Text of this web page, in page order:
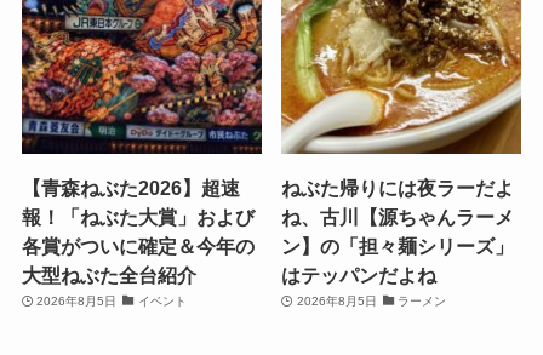
【青森ねぶた2026】超速
報！「ねぶた大賞」および
各賞がついに確定＆今年の
大型ねぶた全台紹介
2026年8月5日 イベント
ねぶた帰りには夜ラーだよ
ね、古川【源ちゃんラーメ
ン】の「担々麺シリーズ」
はテッパンだよね
2026年8月5日 ラーメン